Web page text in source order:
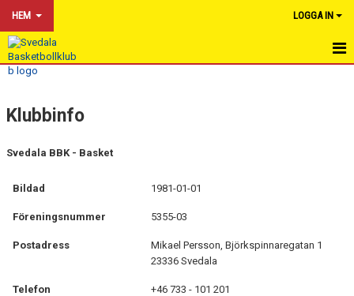
HEM LOGGA IN
HEM
NYHETER
OM KLUBBEN
KALENDER
BILDGALLERI
DOKUMENT
VÅRA LAG & TRÄNARE
Klubbinfo
Svedala BBK - Basket
Bildad 1981-01-01
Föreningsnummer 5355-03
Postadress
Mikael Persson, Björkspinnaregatan 1
23336 Svedala
Telefon +46 733 - 101 201